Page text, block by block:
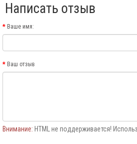
Написать отзыв
Ваше имя:
Ваш отзыв
Внимание: HTML не поддерживается!